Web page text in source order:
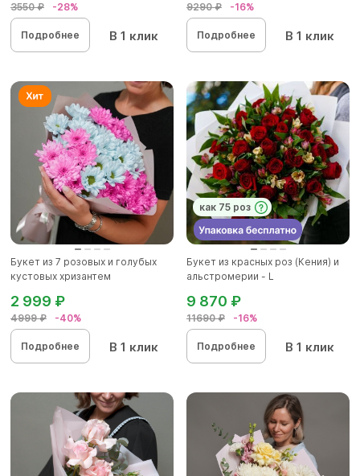
3550 ₽ -28%
Подробнее В 1 клик
9290 ₽ -16%
Подробнее В 1 клик
Букет из 7 розовых и голубых
кустовых хризантем
4999 ₽ -40%
2 999 ₽
Подробнее В 1 клик
как 75 роз
Букет из красных роз (Кения) и
альстромерии - L
11690 ₽ -16%
9 870 ₽
Подробнее В 1 клик